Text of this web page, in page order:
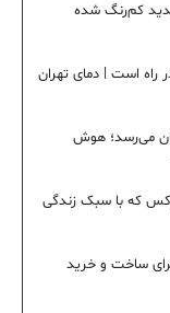
کم‌رنگ شده
گرمای نسبی در راه است | دمای تهران
می‌رسد؛ هوش
که با سبک زندگی
برای ساخت و خرید